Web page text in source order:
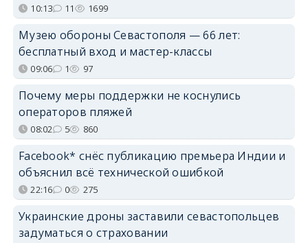
10:13 11 1699
Музею обороны Севастополя — 66 лет:
бесплатный вход и мастер-классы
09:06 1 97
Почему меры поддержки не коснулись
операторов пляжей
08:02 5 860
Facebook* снёс публикацию премьера Индии и
объяснил всё технической ошибкой
22:16 0 275
Украинские дроны заставили севастопольцев
задуматься о страховании